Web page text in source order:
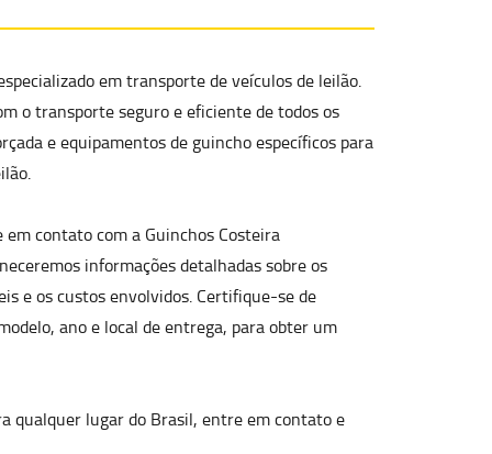
emtransporte de veículos de leilão.
o transporte seguro e eficiente de todos os
e equipamentos de guincho específicos para
contato com a Guinchos Costeira
informações detalhadas sobre os
e os custos envolvidos. Certifique-se de
ano e local de entrega, para obter um
qualquer lugar do Brasil, entre em contato e